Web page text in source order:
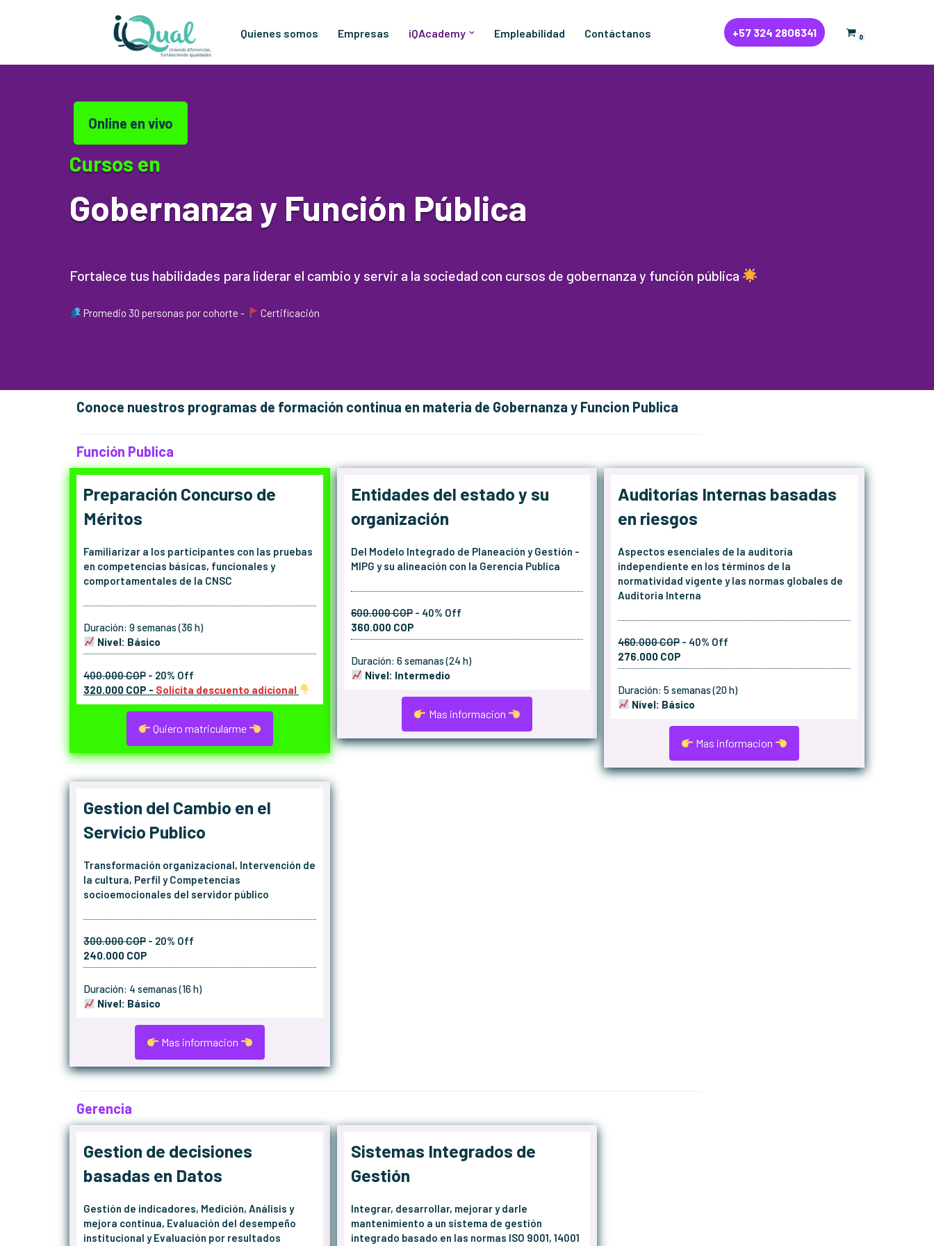
Quienes somos Empresas iQAcademy Empleabilidad Contáctanos +57 324 2806341 0
Online en vivo
Cursos en
Gobernanza y Función Pública
Fortalece tus habilidades para liderar el cambio y servir a la sociedad con cursos de gobernanza y función pública
Promedio 30 personas por cohorte - Certificación
Conoce nuestros programas de formación continua en materia de Gobernanza y Funcion Publica
Función Publica
Preparación Concurso de
Méritos
Familiarizar a los participantes con las pruebas
en competencias básicas, funcionales y
comportamentales de la CNSC
Duración: 9 semanas (36 h)
Nivel: Básico
400.000 COP - 20% Off
320.000 COP - Solicita descuento adicional
Quiero matricularme
Entidades del estado y su
organización
Del Modelo Integrado de Planeación y Gestión -
MIPG y su alineación con la Gerencia Publica
600.000 COP- 40% Off
360.000 COP
Duración: 6 semanas (24 h)
Nivel: Intermedio
Mas informacion
Auditorías Internas basadas
en riesgos
Aspectos esenciales de la auditoría
independiente en los términos de la
normatividad vigente y las normas globales de
Auditoria Interna
460.000 COP- 40% Off
276.000 COP
Duración: 5 semanas (20 h)
Nivel: Básico
Mas informacion
Gestion del Cambio en el
Servicio Publico
Transformación organizacional, Intervención de
la cultura, Perfil y Competencias
socioemocionales del servidor público
300.000 COP - 20% Off
240.000 COP
Duración: 4 semanas (16 h)
Nivel: Básico
Mas informacion
Gerencia
Gestion de decisiones
basadas en Datos
Gestión de indicadores, Medición, Análisis y
mejora continua, Evaluación del desempeño
institucional y Evaluación por resultados
Sistemas Integrados de
Gestión
Integrar, desarrollar, mejorar y darle
mantenimiento a un sistema de gestión
integrado basado en las normas ISO 9001, 14001